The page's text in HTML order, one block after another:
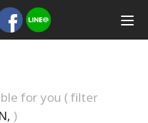
for you ( filter
)